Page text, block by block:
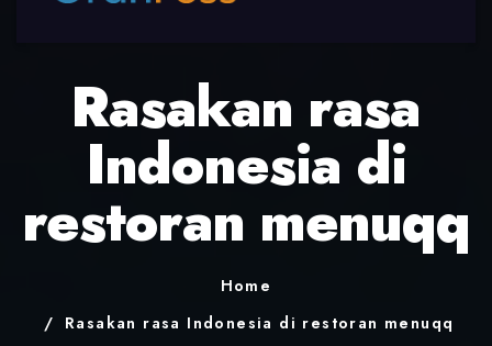
Rasakan rasa
Indonesia di
restoran menuqq
Home
Rasakan rasa Indonesia di restoran menuqq